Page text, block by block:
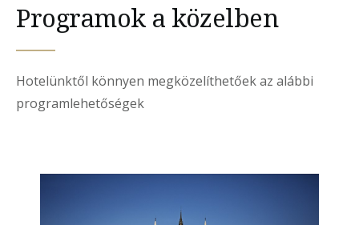
Programok a közelben
Hotelünktől könnyen megközelíthetőek az alábbi
programlehetőségek